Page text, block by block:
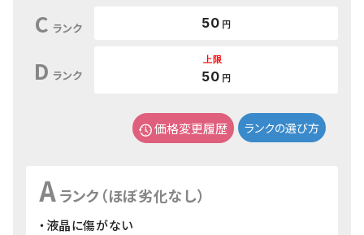
C ランク 50 円
D ランク
上限
50 円
価格変更履歴 ランクの選び方
Aランク（ほぼ劣化なし）
・液晶に傷がない